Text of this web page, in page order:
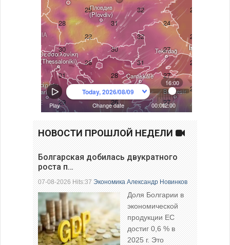
НОВОСТИ ПРОШЛОЙ НЕДЕЛИ
Болгарская добилась двукратного
роста п…
07-08-2026 Hits:37Экономика Александр Новинков
Доля Болгарии в
экономической
продукции ЕС
достиг 0,6 % в
2025 г. Это